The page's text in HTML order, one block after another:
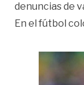
denuncias de
En el fútbol